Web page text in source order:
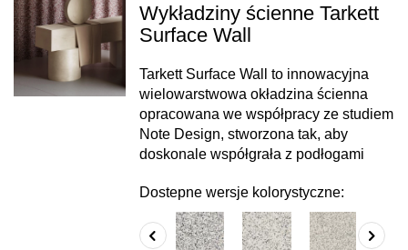
Wykładziny ścienne Tarkett
Surface Wall
Tarkett Surface Wall to innowacyjna
wielowarstwowa okładzina ścienna
opracowana we współpracy ze studiem
Note Design, stworzona tak, aby
doskonale współgrała z podłogami
Dostepne wersje kolorystyczne: